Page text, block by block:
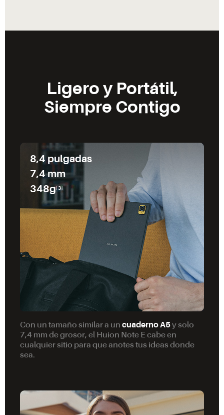
Ligero y Portátil,
Siempre Contigo
8,4 pulgadas
7,4 mm
348g [3]
Con un tamaño similar a un cuaderno A5y solo
7,4 mm de grosor, el Huion Note E cabe en
cualquier sitio para que anotes tus ideas donde
sea.